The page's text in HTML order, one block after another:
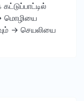
மொழியை
-> செயலியை